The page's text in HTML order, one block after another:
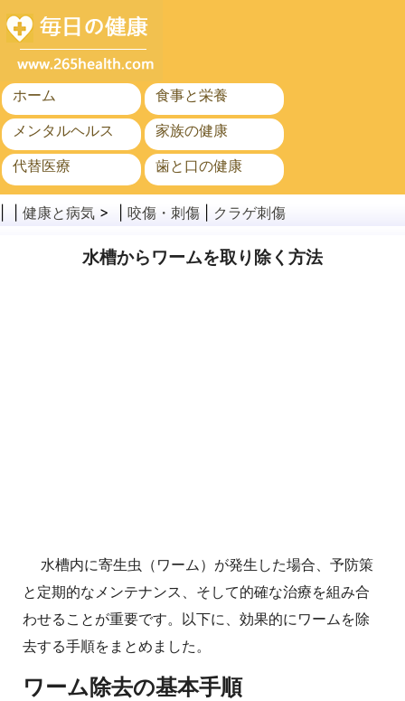
ホーム
食事と栄養
メンタルヘルス
家族の健康
代替医療
歯と口の健康
がん
公衆衛生
健康と病気 > | 咬傷・刺傷 クラゲ刺傷
水槽からワームを取り除く方法
水槽内に寄生虫（ワーム）が発生した場合、予防策
と定期的なメンテナンス、そして的確な治療を組み合
わせることが重要です。以下に、効果的にワームを除
去する手順をまとめました。
ワーム除去の基本手順